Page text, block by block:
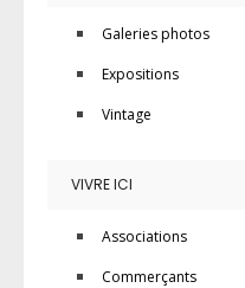
Galeries photos
Expositions
Vintage
VIVRE ICI
Associations
Commerçants